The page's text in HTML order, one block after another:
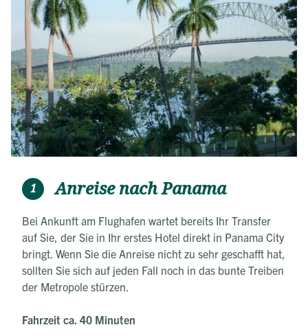
Machen Sie sich also auf zu einer Panama Rundreise: 2
Wochen begeben Sie sich auf eigene Faust mit dem
Mietwagen in das Abenteuer! Bei der Reisegestaltung haben
wir bewusst auf tägliche Programmpunkte verzichtet, so
dass Sie ganz nach Ihren Vorlieben Touren zubuchen
können. Unsere Top-Tourenvorschläge finden Sie im
Reiseverlauf!
1 Anreise nach Panama
Bei Ankunft am Flughafen wartet bereits Ihr Transfer
auf Sie, der Sie in Ihr erstes Hotel direkt in Panama City
bringt. Wenn Sie die Anreise nicht zu sehr geschafft hat,
sollten Sie sich auf jeden Fall noch in das bunte Treiben
der Metropole stürzen.
Fahrzeit ca. 40 Minuten